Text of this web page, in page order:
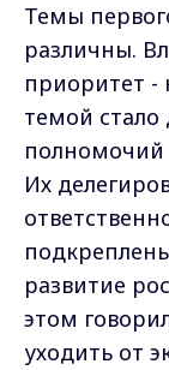
Темы
различны.
приоритет -
темой
Их
развитие
этом
уходить от